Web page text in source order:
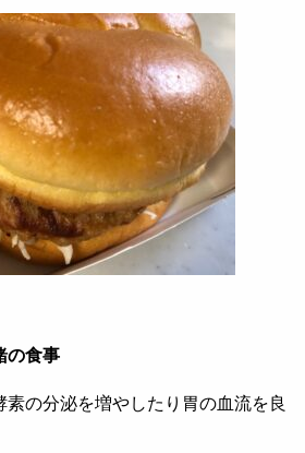
の食事
素の分泌を増やしたり胃の血流を良